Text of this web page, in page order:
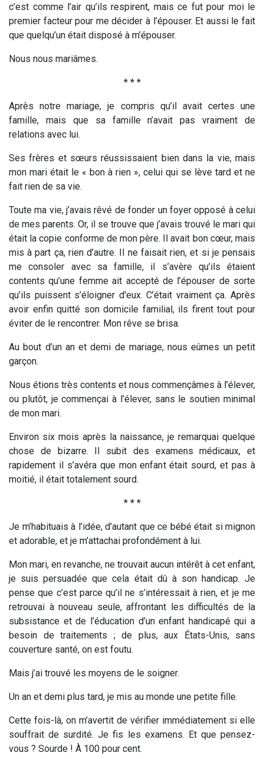
c’est comme l’air qu’ils respirent, mais ce fut pour moi le
premier facteur pour me décider à l’épouser. Et aussi le fait
que quelqu’un était disposé à m’épouser.
Nous nous mariâmes.
* * *
Après notre mariage, je compris qu’il avait certes une
famille, mais que sa famille n’avait pas vraiment de
relations avec lui.
Ses frères et sœurs réussissaient bien dans la vie, mais
mon mari était le « bon à rien », celui qui se lève tard et ne
fait rien de sa vie.
Toute ma vie, j’avais rêvé de fonder un foyer opposé à celui
de mes parents. Or, il se trouve que j’avais trouvé le mari qui
était la copie conforme de mon père. Il avait bon cœur, mais
mis à part ça, rien d’autre. Il ne faisait rien, et si je pensais
me consoler avec sa famille, il s’avère qu’ils étaient
contents qu’une femme ait accepté de l’épouser de sorte
qu’ils puissent s’éloigner d'eux. C’était vraiment ça. Après
avoir enfin quitté son domicile familial, ils firent tout pour
éviter de le rencontrer. Mon rêve se brisa.
Au bout d’un an et demi de mariage, nous eûmes un petit
garçon.
Nous étions très contents et nous commençâmes à l’élever,
ou plutôt, je commençai à l’élever, sans le soutien minimal
de mon mari.
Environ six mois après la naissance, je remarquai quelque
chose de bizarre. Il subit des examens médicaux, et
rapidement il s’avéra que mon enfant était sourd, et pas à
moitié, il était totalement sourd.
* * *
Je m’habituais à l’idée, d’autant que ce bébé était si mignon
et adorable, et je m’attachai profondément à lui.
Mon mari, en revanche, ne trouvait aucun intérêt à cet enfant,
je suis persuadée que cela était dû à son handicap. Je
pense que c’est parce qu’il ne s’intéressait à rien, et je me
retrouvai à nouveau seule, affrontant les difficultés de la
subsistance et de l’éducation d’un enfant handicapé qui a
besoin de traitements ; de plus, aux États-Unis, sans
couverture santé, on est foutu.
Mais j’ai trouvé les moyens de le soigner.
Un an et demi plus tard, je mis au monde une petite fille.
Cette fois-là, on m’avertit de vérifier immédiatement si elle
souffrait de surdité. Je fis les examens. Et que pensez-
vous ? Sourde ! À 100 pour cent.